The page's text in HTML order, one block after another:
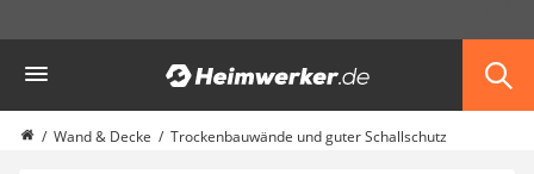
Haus & Bau
Außenleuchte mit Kamera
Ozongenerator
Wand & Decke Trockenbauwände und guter Schallschutz